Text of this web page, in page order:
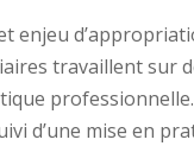
enjeu
travaillent sur
d’une mise en